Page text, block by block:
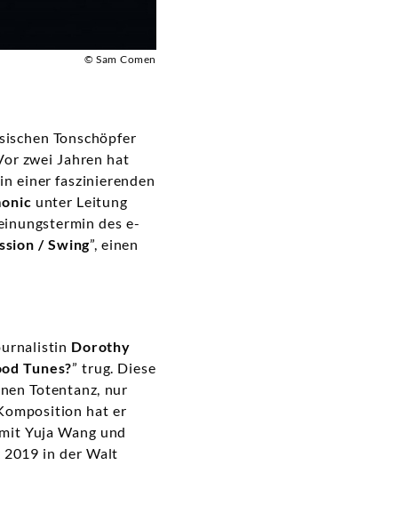
© Sam Comen
Tonschöpfer
zwei Jahren hat
einer faszinierenden
unter Leitung
des e-
/ Swing”, einen
Dorothy
Tunes?” trug. Diese
Totentanz, nur
hat er
Yuja Wang und
in der Walt